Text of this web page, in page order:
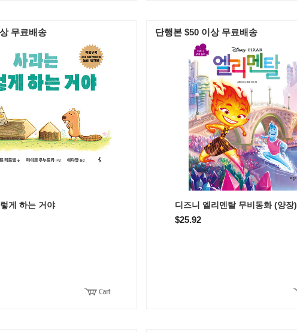
무료배송
게 하는 거야
단행본 $50 이상 무료배송
디즈니 엘리멘탈 무비동화 (양장)
$25.92